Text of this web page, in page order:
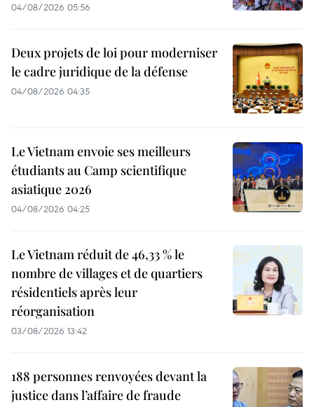
04/08/2026 05:56
Deux projets de loi pour moderniser
le cadre juridique de la défense
04/08/2026 04:35
Le Vietnam envoie ses meilleurs
étudiants au Camp scientifique
asiatique 2026
04/08/2026 04:25
Le Vietnam réduit de 46,33 % le
nombre de villages et de quartiers
résidentiels après leur
réorganisation
03/08/2026 13:42
188 personnes renvoyées devant la
justice dans l’affaire de fraude